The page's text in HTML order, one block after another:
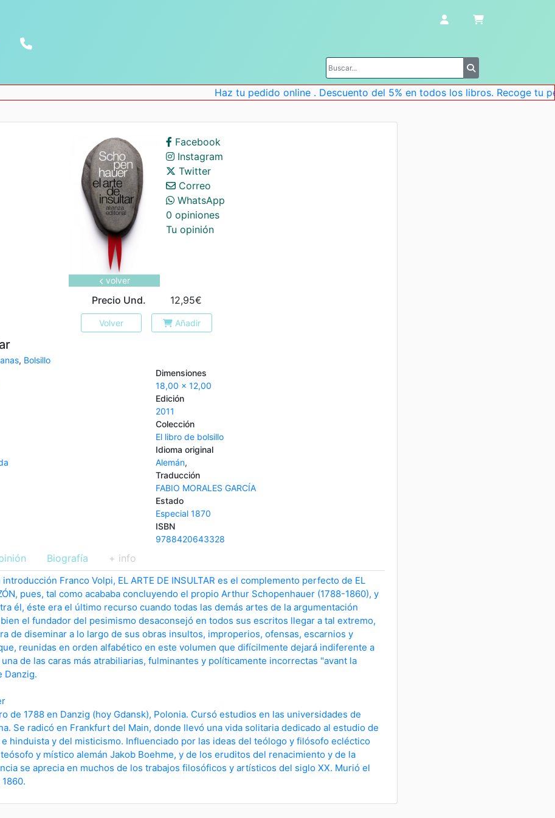
Haz tu pedido online . Descuento del 5% en todos los libros. Recoge tu
volver
Facebook
Instagram
Twitter
Correo
WhatsApp
0 opiniones
Tu opinión
Precio Und. 12,95€
Volver Añadir
, Bolsillo
Dimensiones
18,00 x 12,00
Edición
2011
Colección
El libro de bolsillo
Idioma original
Alemán,
Traducción
FABIO MORALES GARCÍA
Estado
Especial 1870
ISBN
9788420643328
Biografía + info
Franco Volpi, EL ARTE DE INSULTAR es el complemento perfecto de EL
pues, tal como acababa concluyendo el propio Arthur Schopenhauer (1788-1860), y
él, éste era el último recurso cuando todas las demás artes de la argumentación
el fundador del pesimismo desaconsejó en todos sus escritos llegar a tal extremo,
de diseminar a lo largo de sus obras insultos, improperios, ofensas, escarnios y
reunidas en orden alfabético en este volumen que difícilmente dejará indiferente a
de las caras más atrabiliarias, fulminantes y políticamente incorrectas "avant la
Danzig.
de 1788 en Danzig (hoy Gdansk), Polonia. Cursó estudios en las universidades de
Se radicó en Frankfurt del Main, donde llevó una vida solitaria dedicado al estudio de
hinduista y del misticismo. Influenciado por las ideas del teólogo y filósofo ecléctico
y místico alemán Jakob Boehme, y de los eruditos del renacimiento y de la
se aprecia en muchos de los trabajos filosóficos y artísticos del siglo XX. Murió el